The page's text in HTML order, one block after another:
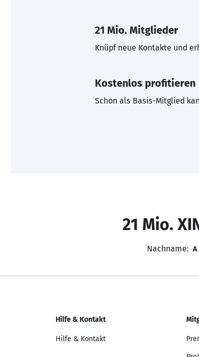
21 Mio. Mitglieder
Knüpf neue Kontakte und
Kostenlos profitieren
Schon als Basis-Mitglied
21 Mio.
Nachname: A
Hilfe & Kontakt
Hilfe & Kontakt